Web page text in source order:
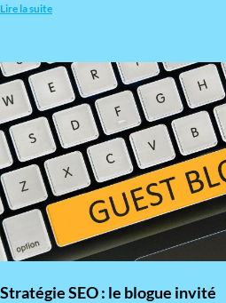
Lire la suite
Stratégie SEO : le blogue invité